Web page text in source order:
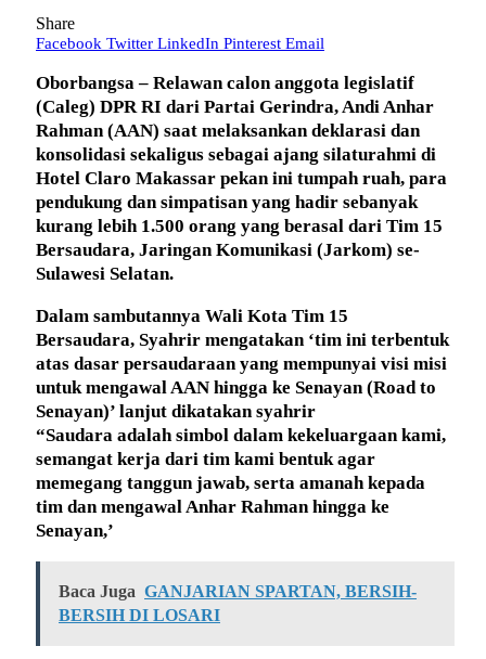
Share
Facebook Twitter LinkedIn Pinterest Email
Oborbangsa – Relawan calon anggota legislatif
(Caleg) DPR RI dari Partai Gerindra, Andi Anhar
Rahman (AAN) saat melaksankan deklarasi dan
konsolidasi sekaligus sebagai ajang silaturahmi di
Hotel Claro Makassar pekan ini tumpah ruah, para
pendukung dan simpatisan yang hadir sebanyak
kurang lebih 1.500 orang yang berasal dari Tim 15
Bersaudara, Jaringan Komunikasi (Jarkom) se-
Sulawesi Selatan.
Dalam sambutannya Wali Kota Tim 15
Bersaudara, Syahrir mengatakan ‘tim ini terbentuk
atas dasar persaudaraan yang mempunyai visi misi
untuk mengawal AAN hingga ke Senayan (Road to
Senayan)’ lanjut dikatakan syahrir
“Saudara adalah simbol dalam kekeluargaan kami,
semangat kerja dari tim kami bentuk agar
memegang tanggun jawab, serta amanah kepada
tim dan mengawal Anhar Rahman hingga ke
Senayan,’
Baca Juga GANJARIAN SPARTAN, BERSIH-
BERSIH DI LOSARI